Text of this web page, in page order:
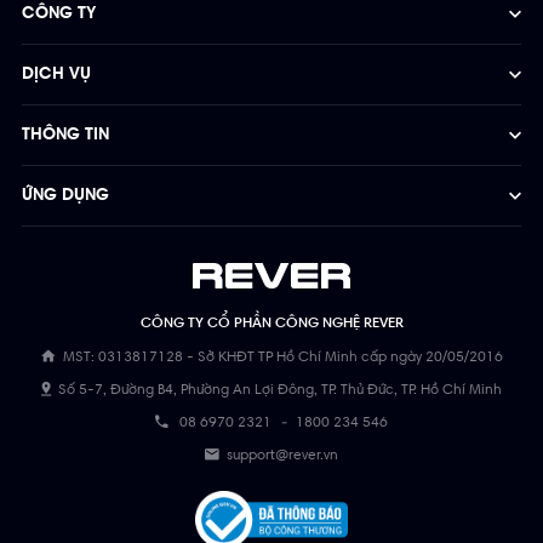
CÔNG TY CỔ PHẦN CÔNG NGHỆ REVER
MST: 0313817128 - Sở KHĐT TP Hồ Chí Minh cấp ngày 20/05/2016
Số 5-7, Đường B4, Phường An Lợi Đông, TP. Thủ Đức, TP. Hồ Chí Minh
08 6970 2321 - 1800 234 546
support@rever.vn
CÔNG TY
DỊCH VỤ
THÔNG TIN
ỨNG DỤNG